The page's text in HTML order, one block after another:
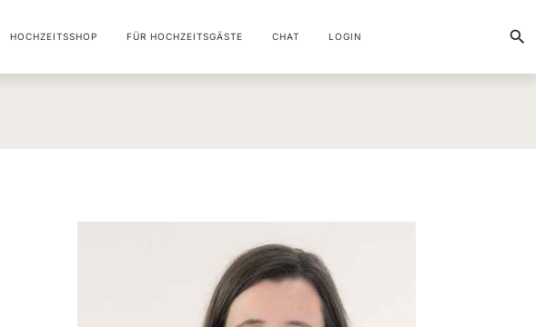
HOCHZEITSSHOP FÜR HOCHZEITSGÄSTE CHAT LOGIN